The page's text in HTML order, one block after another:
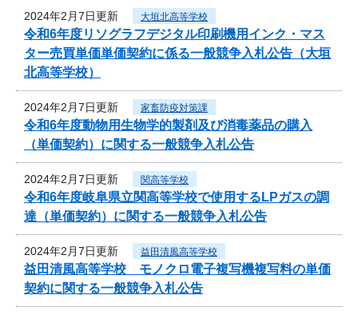
2024年2月7日更新 大垣北高等学校
令和6年度リソグラフデジタル印刷機用インク・マス
ター売買単価単価契約に係る一般競争入札公告（大垣
北高等学校）
2024年2月7日更新 家畜防疫対策課
令和6年度動物用生物学的製剤及び消毒薬品の購入
（単価契約）に関する一般競争入札公告
2024年2月7日更新 関高等学校
令和6年度岐阜県立関高等学校で使用するLPガスの調
達（単価契約）に関する一般競争入札公告
2024年2月7日更新 益田清風高等学校
益田清風高等学校 モノクロ電子複写機複写料の単価
契約に関する一般競争入札公告